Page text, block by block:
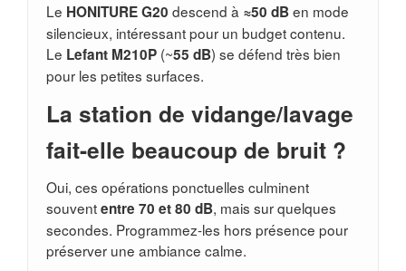
Le HONITURE G20 descend à ≈50 dBen mode
silencieux, intéressant pour un budget contenu.
Le Lefant M210P (~55 dB) se défend très bien
pour les petites surfaces.
La station de vidange/lavage
fait-elle beaucoup de bruit ?
Oui, ces opérations ponctuelles culminent
souvententre 70 et 80 dB, mais sur quelques
secondes. Programmez-les hors présence pour
préserver une ambiance calme.